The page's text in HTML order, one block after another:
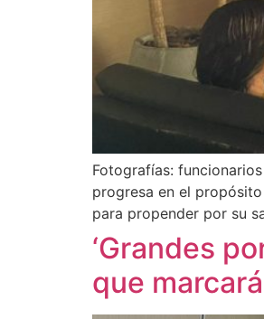
Fotografías:
progresa en el
para propender por su
‘Grandes
que